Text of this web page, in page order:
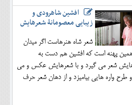
افشین شاهرودی و
زیبایی معصومانۀ شعرهایش
شعر شاه هنرهاست اگر میدان
پهنه است که افشین هم دست به
شعر می گیرد و با شعرهایش عکس و می
طرح واره هایی بیامیزد و از دهان شعر حرف